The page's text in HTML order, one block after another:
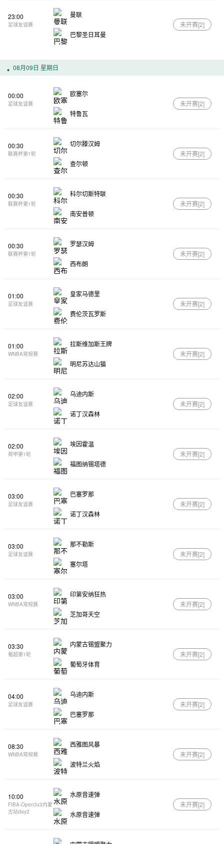
23:00
足球友谊赛
曼联
巴黎圣日耳曼
未开赛[2]
08月09日 星期日
00:00
足球友谊赛
欧塞尔
特鲁瓦
未开赛[2]
00:30
联赛杯第1轮
切尔滕汉姆
查尔顿
未开赛[2]
00:30
联赛杯第1轮
科尔切斯特联
南安普顿
未开赛[2]
00:30
联赛杯第1轮
罗瑟汉姆
西布朗
未开赛[2]
01:00
足球友谊赛
皇家马德里
费伦茨瓦罗斯
未开赛[2]
01:00
WNBA常规赛
拉斯维加斯王牌
明尼苏达山猫
未开赛[2]
02:00
足球友谊赛
乌迪内斯
诺丁汉森林
未开赛[2]
02:00
荷甲第1轮
埃因霍温
福图纳锡塔德
未开赛[2]
03:00
足球友谊赛
巴塞罗那
诺丁汉森林
未开赛[2]
03:00
足球友谊赛
那不勒斯
塞尔塔
未开赛[2]
03:00
WNBA常规赛
印第安纳狂热
芝加哥天空
未开赛[2]
03:30
葡超第1轮
内蒙古锡盟聚力
葡萄牙体育
未开赛[2]
04:00
足球友谊赛
乌迪内斯
巴塞罗那
未开赛[2]
08:30
WNBA常规赛
西雅图风暴
波特兰火焰
未开赛[2]
10:00
FIBA-Open3x3内蒙
古站day2
水原音速弹
水原音速弹
未开赛[2]